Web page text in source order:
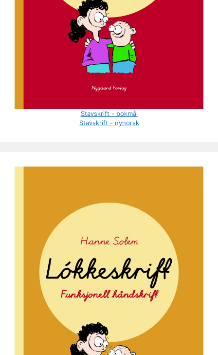
Stavskrift - bokmål
Stavskrift - nynorsk